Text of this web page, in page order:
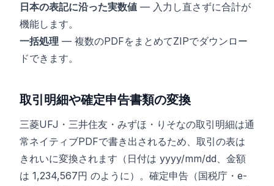
日本の表記に沿った実数値 — 入力し直さずに合計が
機能します。
一括処理 — 複数のPDFをまとめてZIPでダウンロー
ドできます。
取引明細や確定申告書類の変換
三菱UFJ・三井住友・みずほ・りそなの取引明細は通
常ネイティブPDFで書き出されるため、取引の表は
きれいに変換されます（日付は yyyy/mm/dd、金額
は 1,234,567円 のように）。確定申告（国税庁・e-